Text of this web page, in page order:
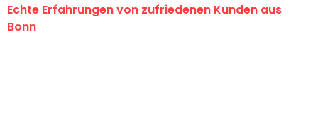
Echte Erfahrungen von zufriedenen Kunden aus
Bonn